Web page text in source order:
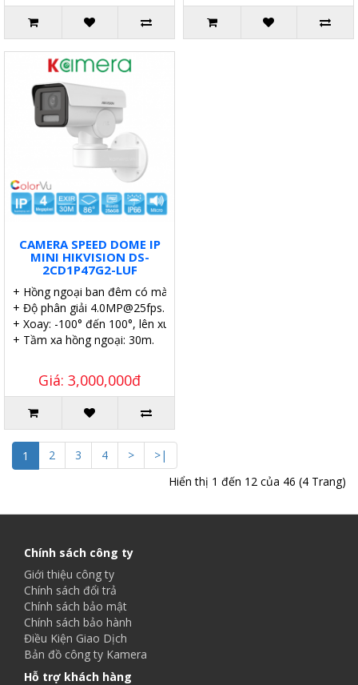
CAMERA SPEED DOME IP
MINI HIKVISION DS-
2CD1P47G2-LUF
+ Hồng ngoại ban đêm có màu.
+ Độ phân giải 4.0MP@25fps.
+ Xoay: -100° đến 100°, lên xuống: -20° đến 45°.
+ Tầm xa hồng ngoại: 30m.
Giá: 3,000,000đ
1 2 3 4 >
>|
Hiển thị 1 đến 12 của 46 (4 Trang)
Chính sách công ty
Giới thiệu công ty
Chính sách đổi trả
Chính sách bảo mật
Chính sách bảo hành
Điều Kiện Giao Dịch
Bản đồ công ty Kamera
Hỗ trợ khách hàng